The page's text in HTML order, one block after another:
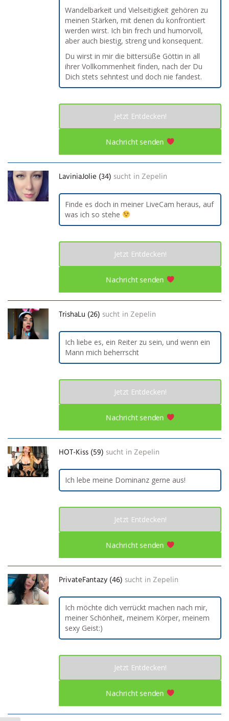
Wandelbarkeit und Vielseitigkeit gehören zu
meinen Stärken, mit denen du konfrontiert
werden wirst. Ich bin frech und humorvoll,
aber auch biestig, streng und konsequent.
Du wirst in mir die bittersüße Göttin in all
ihrer Vollkommenheit finden, nach der Du
Dich stets sehntest und doch nie fandest.
Jetzt Entdecken!
Nachricht senden
LaviniaJolie (34) sucht in Zepelin
Finde es doch in meiner LiveCam heraus, auf
was ich so stehe
Jetzt Entdecken!
Nachricht senden
TrishaLu (26) sucht in Zepelin
Ich liebe es, ein Reiter zu sein, und wenn ein
Mann mich beherrscht
Jetzt Entdecken!
Nachricht senden
HOT-Kiss (59) sucht in Zepelin
Ich lebe meine Dominanz gerne aus!
Jetzt Entdecken!
Nachricht senden
PrivateFantazy (46) sucht in Zepelin
Ich möchte dich verrückt machen nach mir,
meiner Schönheit, meinem Körper, meinem
sexy Geist:)
Jetzt Entdecken!
Nachricht senden